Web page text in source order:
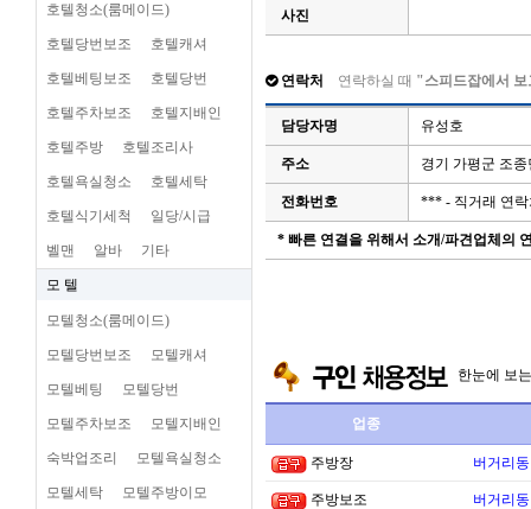
호텔청소(룸메이드)
호텔당번보조 호텔캐셔
호텔베팅보조 호텔당번
호텔주차보조 호텔지배인
호텔주방 호텔조리사
호텔욕실청소 호텔세탁
호텔식기세척 일당/시급
벨맨 알바 기타
모 텔
모텔청소(룸메이드)
모텔당번보조 모텔캐셔
모텔베팅 모텔당번
모텔주차보조 모텔지배인
숙박업조리 모텔욕실청소
모텔세탁 모텔주방이모
사진
연락처 연락하실 때 "스피드잡에서
담당자명 유성호
주소 경기 가평군 조
전화번호 *** - 직거래 연
* 빠른 연결을 위해서 소개/파견업체의
한눈에 보
업종
주방장 버거리
주방보조 버거리